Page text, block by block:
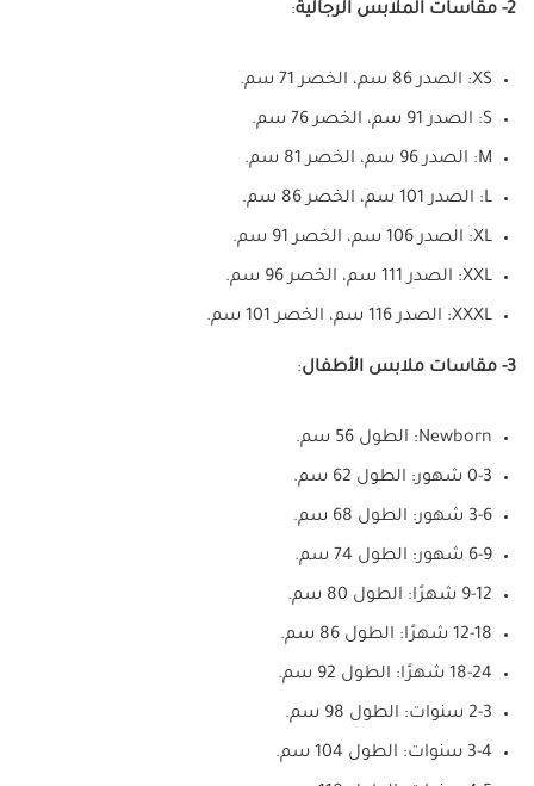
2- مقاسات الملابس الرجالية :
XS: الصدر 86 سم، الخصر 71 سم.
S: الصدر 91 سم، الخصر 76 سم.
M: الصدر 96 سم، الخصر 81 سم.
L: الصدر 101 سم، الخصر 86 سم.
XL: الصدر 106 سم، الخصر 91 سم.
XXL: الصدر 111 سم، الخصر 96 سم.
XXXL: الصدر 116 سم، الخصر 101 سم.
3- مقاسات ملابس الأطفال :
Newborn: الطول 56 سم.
0-3 شهور: الطول 62 سم.
3-6 شهور: الطول 68 سم.
6-9 شهور: الطول 74 سم.
9-12 شهرًا: الطول 80 سم.
12-18 شهرًا: الطول 86 سم.
18-24 شهرًا: الطول 92 سم.
2-3 سنوات: الطول 98 سم.
3-4 سنوات: الطول 104 سم.